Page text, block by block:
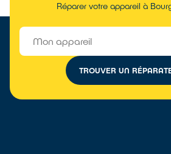
Réparer votre appareil à
TROUVER UN